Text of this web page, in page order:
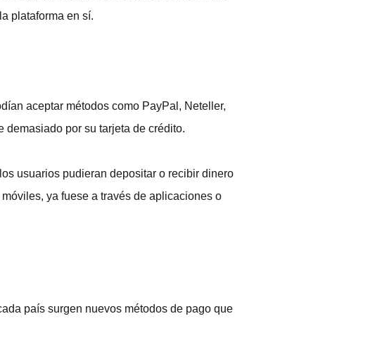
plataforma en sí.
aceptar métodos como PayPal, Neteller,
por su tarjeta de crédito.
usuarios pudieran depositar o recibir dinero
ya fuese a través de aplicaciones o
país surgen nuevos métodos de pago que